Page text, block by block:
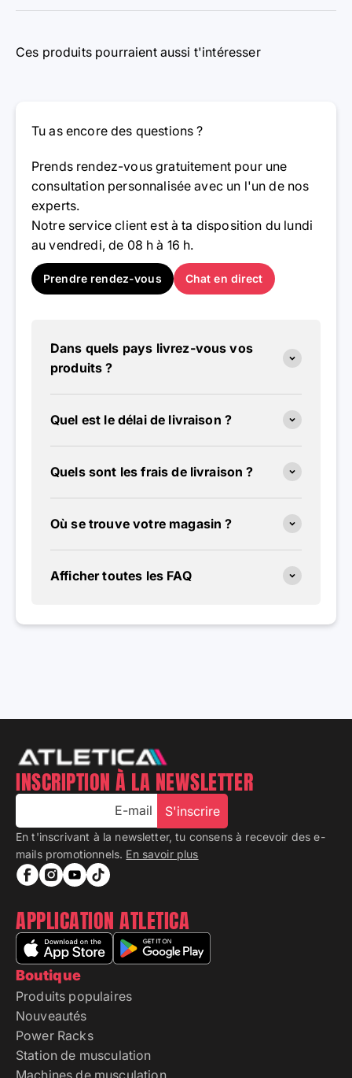
Ces produits pourraient aussi t'intéresser
Tu as encore des questions ?
Prends rendez-vous gratuitement pour une
consultation personnalisée avec un l'un de nos
experts.
Notre service client est à ta disposition du lundi
au vendredi, de 08 h à 16 h.
Prendre rendez-vous Chat en direct
Dans quels pays livrez-vous vos
produits ?
Quel est le délai de livraison ?
Quels sont les frais de livraison ?
Où se trouve votre magasin ?
Afficher toutes les FAQ
Boutique
Produits populaires
Nouveautés
Power Racks
Station de musculation
INSCRIPTION À LA NEWSLETTER
E-mail S'inscrire
En t'inscrivant à la newsletter, tu consens à recevoir des e-
mails promotionnels. En savoir plus
APPLICATION ATLETICA